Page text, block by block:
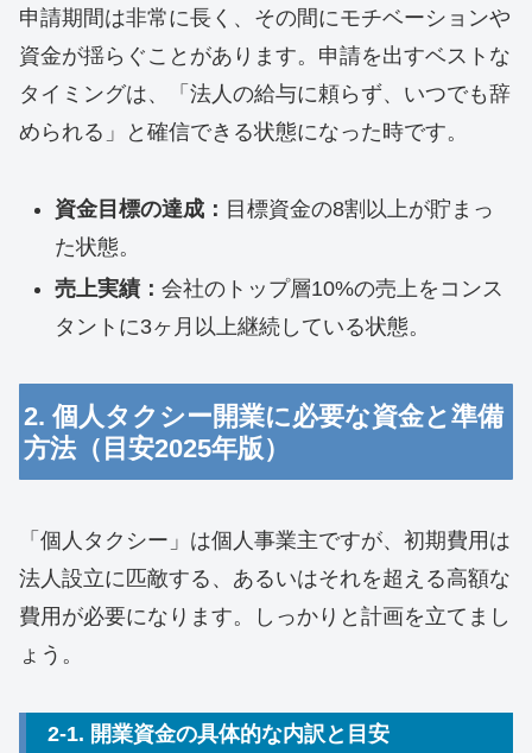
申請期間は非常に長く、その間にモチベーションや
資金が揺らぐことがあります。申請を出すベストな
タイミングは、「法人の給与に頼らず、いつでも辞
められる」と確信できる状態になった時です。
資金目標の達成： 目標資金の8割以上が貯まっ
た状態。
売上実績： 会社のトップ層10%の売上をコンス
タントに3ヶ月以上継続している状態。
2. 個人タクシー開業に必要な資金と準備
方法（目安2025年版）
「個人タクシー」は個人事業主ですが、初期費用は
法人設立に匹敵する、あるいはそれを超える高額な
費用が必要になります。しっかりと計画を立てまし
ょう。
2-1. 開業資金の具体的な内訳と目安